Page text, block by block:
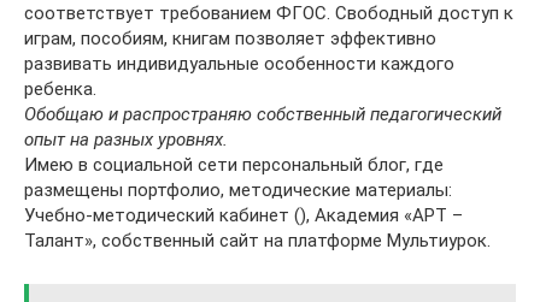
соответствует требованием ФГОС. Свободный доступ к
играм, пособиям, книгам позволяет эффективно
развивать индивидуальные особенности каждого
ребенка.
Обобщаю и распространяю собственный педагогический
опыт на разных уровнях.
Имею в социальной сети персональный блог, где
размещены портфолио, методические материалы:
Учебно-методический кабинет (), Академия «АРТ –
Талант», собственный сайт на платформе Мультиурок.